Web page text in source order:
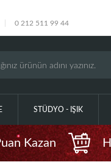
0 212 511 99 44
STÜDYO - IŞIK
Kazan